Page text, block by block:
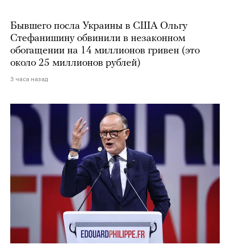
Бывшего посла Украины в США Ольгу
Стефанишину обвинили в незаконном
обогащении на 14 миллионов гривен (это
около 25 миллионов рублей)
3 часа назад